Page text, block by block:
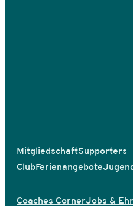
MitgliedschaftSupporters
ClubFerienangebote
Coaches CornerJobs &